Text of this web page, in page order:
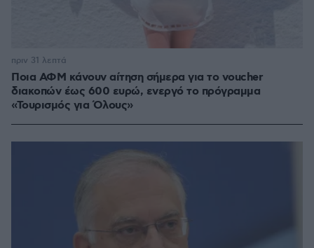
Ποια ΑΦΜ κάνουν αίτηση σήμερα για το voucher
διακοπών έως 600 ευρώ, ενεργό το πρόγραμμα
«Τουρισμός για Όλους»
πριν 31 λεπτά